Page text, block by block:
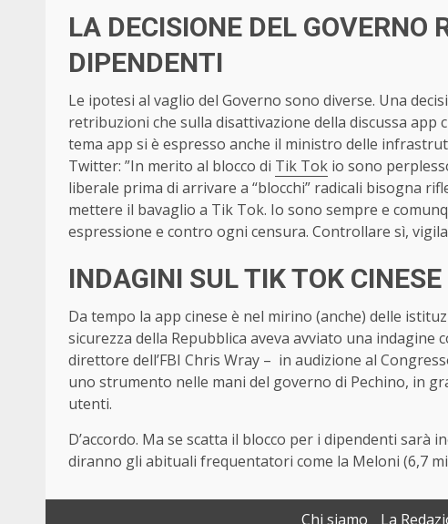
LA DECISIONE DEL GOVERNO
DIPENDENTI
Le ipotesi al vaglio del Governo sono diverse. Una
retribuzioni che sulla disattivazione della discussa app
tema app si è espresso anche il ministro delle
Twitter: ”In merito al blocco di Tik Tok io sono
liberale prima di arrivare a “blocchi” radicali bisogna
mettere il bavaglio a Tik Tok. Io sono sempre e
espressione e contro ogni censura. Controllare sì,
INDAGINI SUL TIK TOK CINESE
Da tempo la app cinese è nel mirino (anche) delle
sicurezza della Repubblica aveva avviato una
direttore dell’FBI Chris Wray – in audizione al
uno strumento nelle mani del governo di Pechino, in
utenti.
D’accordo. Ma se scatta il blocco per i dipendenti
diranno gli abituali frequentatori come la Meloni (6,7
Chi siamo La